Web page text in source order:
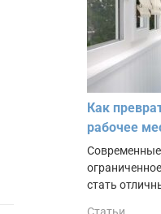
Как
рабочее
стать